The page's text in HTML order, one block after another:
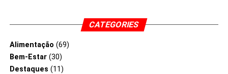
CATEGORIES
Alimentação (69)
Bem-Estar(30)
Destaques (11)